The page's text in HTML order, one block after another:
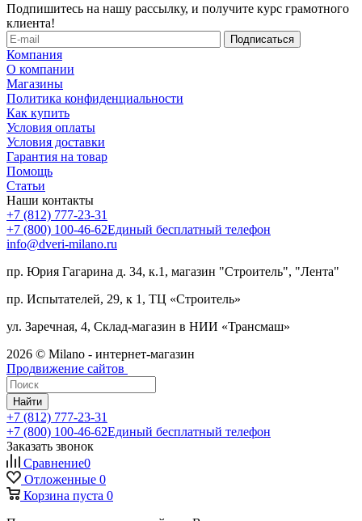
Подпишитесь на нашу рассылку, и получите курс грамотного
клиента!
Компания
О компании
Магазины
Политика конфиденциальности
Как купить
Условия оплаты
Условия доставки
Гарантия на товар
Помощь
Статьи
Наши контакты
+7 (812) 777-23-31
+7 (800) 100-46-62Единый бесплатный телефон
info@dveri-milano.ru
пр. Юрия Гагарина д. 34, к.1, магазин "Строитель", "Лента"
пр. Испытателей, 29, к 1, ТЦ «Строитель»
ул. Заречная, 4, Склад-магазин в НИИ «Трансмаш»
2026 © Milano - интернет-магазин
Продвижение сайтов
Найти
+7 (812) 777-23-31
+7 (800) 100-46-62Единый бесплатный телефон
Заказать звонок
Сравнение0
Отложенные 0
Корзина пуста 0